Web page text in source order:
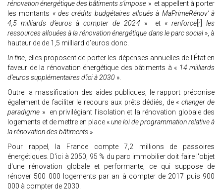
rénovation énergétique des bâtiments s’impose » et appellent à porter
les montants « des crédits budgétaires alloués à MaPrimeRénov’ à
4,5 milliards d’euros à compter de 2024 » et « renforce[r]
les
ressources allouées à la rénovation énergétique dans le parc social », à
hauteur de de 1,5 milliard d’euros donc.
In fine, elles proposent de porter les dépenses annuelles de l’État en
faveur de la rénovation énergétique des bâtiments à « 14 milliards
d’euros supplémentaires d’ici à 2030 ».
Outre la massification des aides publiques, le rapport préconise
également de faciliter le recours aux prêts dédiés, de « changer de
paradigme » en privilégiant l'isolation et la rénovation globale des
logements et de mettre en place «une loi de programmation relative à
la rénovation des bâtiments ».
Pour rappel, la France compte 7,2 millions de passoires
énergétiques. D'ici à 2050, 95 % du parc immobilier doit faire l'objet
d'une rénovation globale et performante, ce qui suppose de
rénover 500 000 logements par an à compter de 2017 puis 900
000 à compter de 2030.